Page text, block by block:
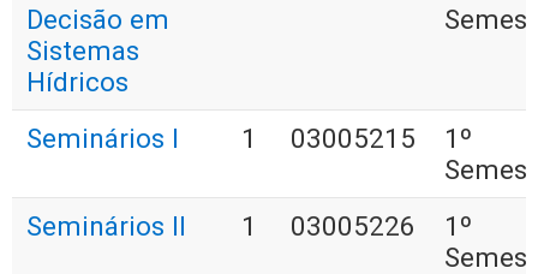
Decisão em
Sistemas
Hídricos
Seminários I 1 03005215
1º
Seminários II
1 03005226
1º